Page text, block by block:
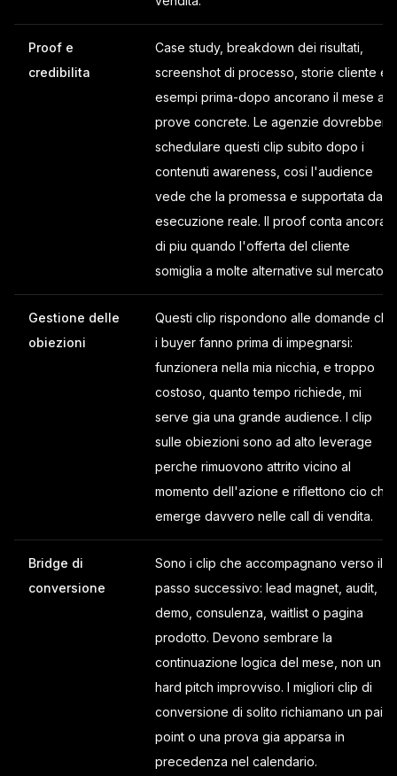
Proof e
credibilita
Case study, breakdown dei risultati,
screenshot di processo, storie cliente ed
esempi prima-dopo ancorano il mese a
prove concrete. Le agenzie dovrebbero
schedulare questi clip subito dopo i
contenuti awareness, cosi l'audience
vede che la promessa e supportata da
esecuzione reale. Il proof conta ancora
di piu quando l'offerta del cliente
somiglia a molte alternative sul mercato.
Gestione delle
obiezioni
Questi clip rispondono alle domande che
i buyer fanno prima di impegnarsi:
funzionera nella mia nicchia, e troppo
costoso, quanto tempo richiede, mi
serve gia una grande audience. I clip
sulle obiezioni sono ad alto leverage
perche rimuovono attrito vicino al
momento dell'azione e riflettono cio che
emerge davvero nelle call di vendita.
Bridge di
conversione
Sono i clip che accompagnano verso il
passo successivo: lead magnet, audit,
demo, consulenza, waitlist o pagina
prodotto. Devono sembrare la
continuazione logica del mese, non un
hard pitch improvviso. I migliori clip di
conversione di solito richiamano un pain
point o una prova gia apparsa in
precedenza nel calendario.